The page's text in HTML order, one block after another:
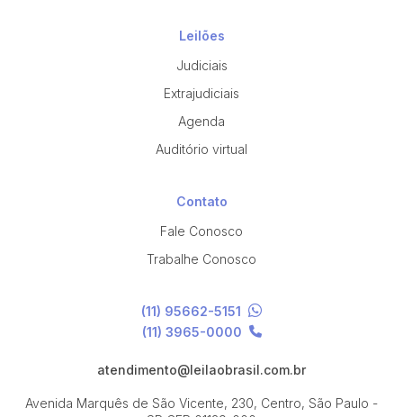
Leilões
Judiciais
Extrajudiciais
Agenda
Auditório virtual
Contato
Fale Conosco
Trabalhe Conosco
(11) 95662-5151
(11) 3965-0000
atendimento@leilaobrasil.com.br
Avenida Marquês de São Vicente, 230, Centro, São Paulo -